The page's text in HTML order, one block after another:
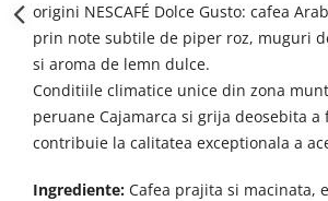
origini NESCAFÉ Dolce Gusto: cafea
prin note subtile de piper roz, muguri
si aroma de lemn dulce.
Conditiile climatice unice din zona
peruane Cajamarca si grija deosebita
contribuie la calitatea exceptionala a
Ingrediente: Cafea prajita si macinata,